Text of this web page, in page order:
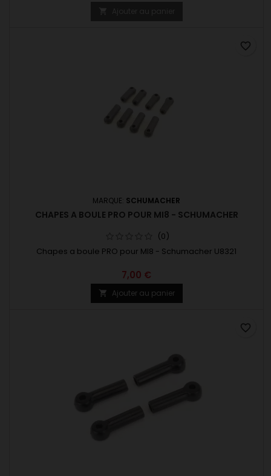
MARQUE: SCHUMACHER
CHAPES A BOULE PRO POUR MI8 - SCHUMACHER
(0)
Chapes a boule PRO pour MI8 - Schumacher U8321
7,00 €
 Ajouter au panier
favorite_border
favorite_border